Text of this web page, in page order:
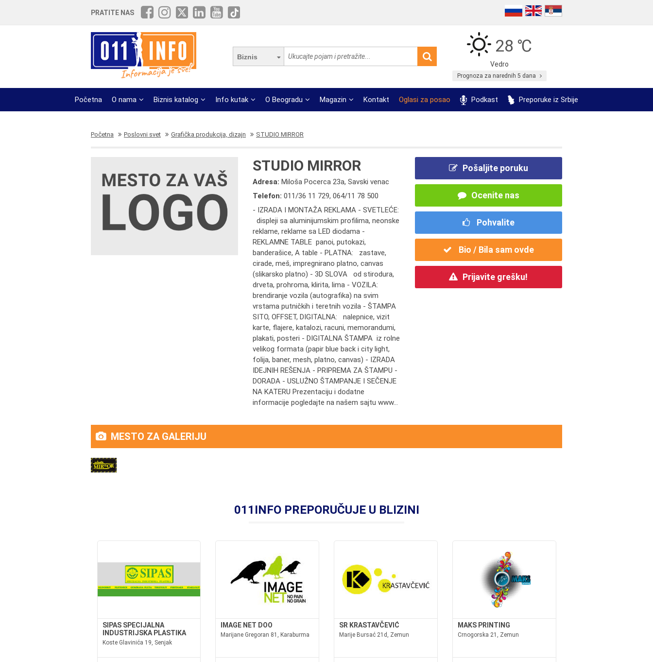
PRATITE NAS
Biznis
28 ℃
Vedro
Prognoza za narednih 5 dana
Početna O nama Biznis katalog Info kutak O Beogradu Magazin Kontakt Oglasi za posao Podkast Preporuke iz Srbije
Početna Poslovni svet Grafička produkcija, dizajn STUDIO MIRROR
STUDIO MIRROR
Adresa:Miloša Pocerca 23a, Savski venac
Telefon:011/36 11 729,064/11 78 500
- IZRADA I MONTAŽA REKLAMA - SVETLEĆE:
displeji sa aluminijumskim profilima, neonske
reklame, reklame sa LED diodama -
REKLAMNE TABLE panoi, putokazi,
banderašice, A table - PLATNA: zastave,
cirade, meš, impregnirano platno, canvas
(slikarsko platno) - 3D SLOVA od stirodura,
drveta, prohroma, klirita, lima - VOZILA:
brendiranje vozila (autografika) na svim
vrstama putničkih i teretnih vozila - ŠTAMPA
SITO, OFFSET, DIGITALNA: nalepnice, vizit
karte, flajere, katalozi, racuni, memorandumi,
plakati, posteri - DIGITALNA ŠTAMPA iz rolne
velikog formata (papir blue back i city light,
folija, baner, mesh, platno, canvas) - IZRADA
IDEJNIH REŠENJA - PRIPREMA ZA ŠTAMPU -
DORADA - USLUŽNO ŠTAMPANJE I SEČENJE
NA KATERU Prezentaciju i dodatne
informacije pogledajte na našem sajtu www...
Pošaljite poruku
Ocenite nas
Pohvalite
Bio / Bila sam ovde
Prijavite grešku!
MESTO ZA GALERIJU
011INFO PREPORUČUJE U BLIZINI
SIPAS SPECIJALNA
INDUSTRIJSKA PLASTIKA
Koste Glavinića 19, Senjak
IMAGE NET DOO
Marijane Gregoran 81, Karaburma
SR KRASTAVČEVIĆ
Marije Bursać 21d, Zemun
MAKS PRINTING
Crnogorska 21, Zemun